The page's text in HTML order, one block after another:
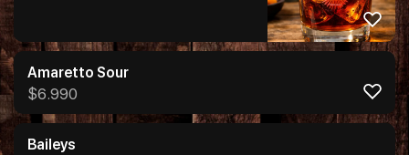
Amaretto Sour
$6.990
Baileys